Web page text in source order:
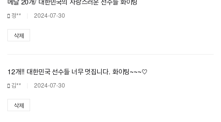
정** 2024-07-30
삭제
12개!! 대한민국 선수들 너무 멋집니다. 화이팅~~~♡
김** 2024-07-30
삭제